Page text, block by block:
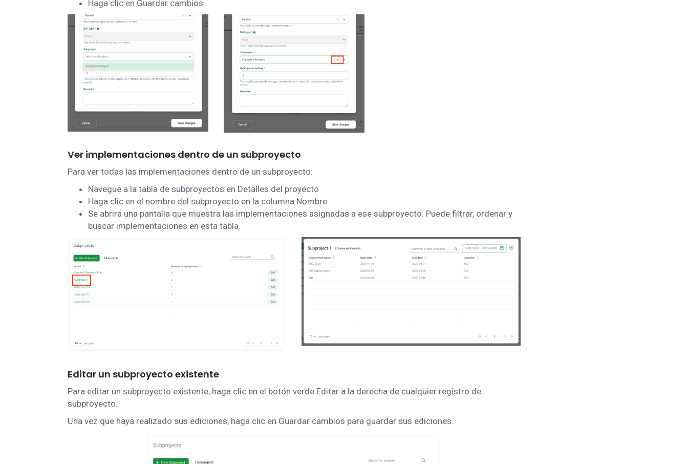
Haga clic en Guardar cambios.
Ver implementaciones dentro de un subproyecto
Para ver todas las implementaciones dentro de un subproyecto:
Navegue a la tabla de subproyectos en Detalles del proyecto
Haga clic en el nombre del subproyecto en la columna Nombre
Se abrirá una pantalla que muestra las implementaciones asignadas a ese subproyecto. Puede filtrar, ordenar y
buscar implementaciones en esta tabla.
Editar un subproyecto existente
Para editar un subproyecto existente, haga clic en el botón verde Editar a la derecha de cualquier registro de
subproyecto.
Una vez que haya realizado sus ediciones, haga clic en Guardar cambios para guardar sus ediciones.